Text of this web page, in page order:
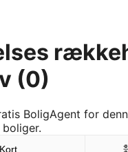
(0)
BoligAgent for
Kort